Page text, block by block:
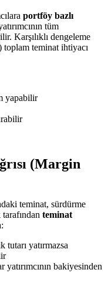
portföy bazlı
tüm
Karşılıklı dengeleme
teminat ihtiyacı
yapabilir
(Margin
teminat, sürdürme
tarafından teminat
tutarı yatırmazsa
yatırımcının bakiyesinden